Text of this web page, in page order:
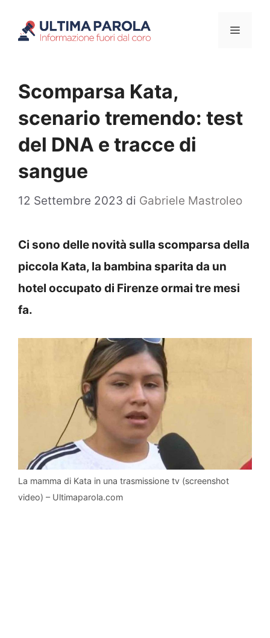
Menu
Scomparsa Kata,
scenario tremendo: test
del DNA e tracce di
sangue
12 Settembre 2023 di Gabriele Mastroleo
Ci sono delle novità sulla scomparsa della
piccola Kata, la bambina sparita da un
hotel occupato di Firenze ormai tre mesi
fa.
La mamma di Kata in una trasmissione tv (screenshot
video) – Ultimaparola.com